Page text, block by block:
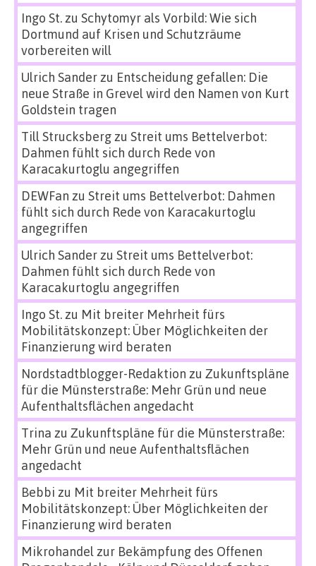
Ingo St.zu Schytomyr als Vorbild: Wie sich
Dortmund auf Krisen und Schutzräume
vorbereiten will
Ulrich Sanderzu Entscheidung gefallen: Die
neue Straße in Grevel wird den Namen von Kurt
Goldstein tragen
Till Strucksbergzu Streit ums Bettelverbot:
Dahmen fühlt sich durch Rede von
Karacakurtoglu angegriffen
DEWFan zu Streit ums Bettelverbot: Dahmen
fühlt sich durch Rede von Karacakurtoglu
angegriffen
Ulrich Sanderzu Streit ums Bettelverbot:
Dahmen fühlt sich durch Rede von
Karacakurtoglu angegriffen
Ingo St.zu Mit breiter Mehrheit fürs
Mobilitätskonzept: Über Möglichkeiten der
Finanzierung wird beraten
Nordstadtblogger-Redaktion zu Zukunftspläne
für die Münsterstraße: Mehr Grün und neue
Aufenthaltsflächen angedacht
Trina zu Zukunftspläne für die Münsterstraße:
Mehr Grün und neue Aufenthaltsflächen
angedacht
Bebbi zu Mit breiter Mehrheit fürs
Mobilitätskonzept: Über Möglichkeiten der
Finanzierung wird beraten
Mikrohandel zur Bekämpfung des Offenen